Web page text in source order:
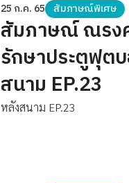
25 ก.ค. 65 สัมภาษณ์พิเศษ
สัมภาษณ์ ณรง
รักษาประตูฟุต
สนาม EP.23
หลังสนาม EP.23